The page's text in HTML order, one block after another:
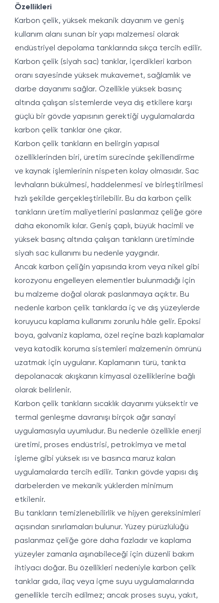
Özellikleri
Karbon çelik, yüksek mekanik dayanım ve geniş
kullanım alanı sunan bir yapı malzemesi olarak
endüstriyel depolama tanklarında sıkça tercih edilir.
Karbon çelik (siyah sac) tanklar, içerdikleri karbon
oranı sayesinde yüksek mukavemet, sağlamlık ve
darbe dayanımı sağlar. Özellikle yüksek basınç
altında çalışan sistemlerde veya dış etkilere karşı
güçlü bir gövde yapısının gerektiği uygulamalarda
karbon çelik tanklar öne çıkar.
Karbon çelik tankların en belirgin yapısal
özelliklerinden biri, üretim sürecinde şekillendirme
ve kaynak işlemlerinin nispeten kolay olmasıdır. Sac
levhaların bükülmesi, haddelenmesi ve birleştirilmesi
hızlı şekilde gerçekleştirilebilir. Bu da karbon çelik
tankların üretim maliyetlerini paslanmaz çeliğe göre
daha ekonomik kılar. Geniş çaplı, büyük hacimli ve
yüksek basınç altında çalışan tankların üretiminde
siyah sac kullanımı bu nedenle yaygındır.
Ancak karbon çeliğin yapısında krom veya nikel gibi
korozyonu engelleyen elementler bulunmadığı için
bu malzeme doğal olarak paslanmaya açıktır. Bu
nedenle karbon çelik tanklarda iç ve dış yüzeylerde
koruyucu kaplama kullanımı zorunlu hâle gelir. Epoksi
boya, galvaniz kaplama, özel reçine bazlı kaplamalar
veya katodik koruma sistemleri malzemenin ömrünü
uzatmak için uygulanır. Kaplamanın türü, tankta
depolanacak akışkanın kimyasal özelliklerine bağlı
olarak belirlenir.
Karbon çelik tankların sıcaklık dayanımı yüksektir ve
termal genleşme davranışı birçok ağır sanayi
uygulamasıyla uyumludur. Bu nedenle özellikle enerji
üretimi, proses endüstrisi, petrokimya ve metal
işleme gibi yüksek ısı ve basınca maruz kalan
uygulamalarda tercih edilir. Tankın gövde yapısı dış
darbelerden ve mekanik yüklerden minimum
etkilenir.
Bu tankların temizlenebilirlik ve hijyen gereksinimleri
açısından sınırlamaları bulunur. Yüzey pürüzlülüğü
paslanmaz çeliğe göre daha fazladır ve kaplama
yüzeyler zamanla aşınabileceği için düzenli bakım
ihtiyacı doğar. Bu özellikleri nedeniyle karbon çelik
tanklar gıda, ilaç veya içme suyu uygulamalarında
genellikle tercih edilmez; ancak proses suyu, yakıt,